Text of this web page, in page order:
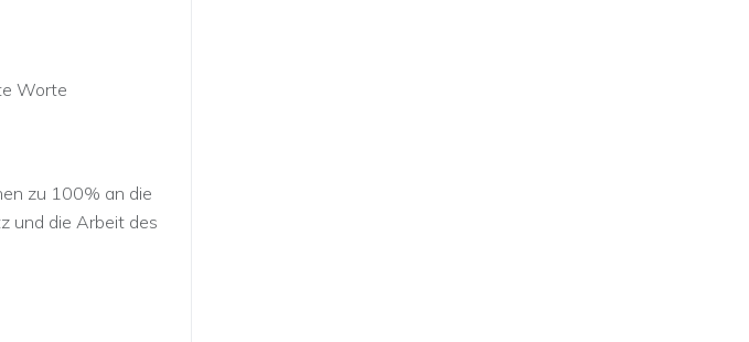
Worte
zu 100% an die
und die Arbeit des